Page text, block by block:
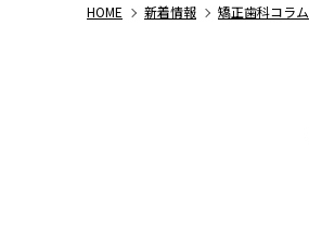
HOME 新着情報 矯正歯科コラム